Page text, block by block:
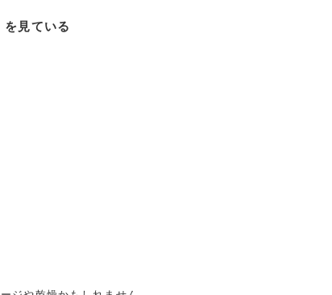
見ている